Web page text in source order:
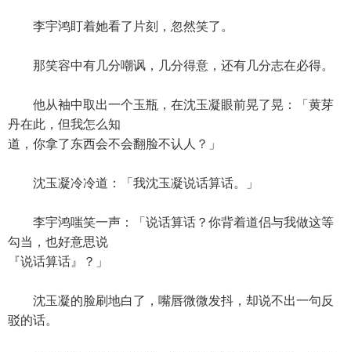
李宇鸿盯着她看了片刻，忽然笑了。
那笑容中有几分嘲讽，几分得意，还有几分志在必得。
他从袖中取出一个玉瓶，在沈玉凝眼前晃了晃：「黄芽
丹在此，但我怎么知
道，你拿了东西会不会翻脸不认人？」
沈玉凝冷冷道：「我沈玉凝说话算话。」
李宇鸿嗤笑一声：「说话算话？你背着道侣与我做这等
勾当，也好意思说
『说话算话』？」
沈玉凝的脸刷地白了，嘴唇微微发抖，却说不出一句反
驳的话。